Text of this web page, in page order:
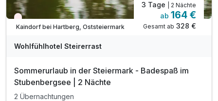
Nur noch Restplätze
Kaindorf bei Hartberg, Oststeiermark
3 Tage | 2 Nächte
ab 164 €
Gesamt ab 328 €
Wohlfühlhotel Steirerrast
Sommerurlaub in der Steiermark - Badespaß im
Stubenbergsee | 2 Nächte
2 Übernachtungen